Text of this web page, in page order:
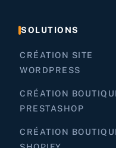
SOLUTIONS
CRÉATION SITE
WORDPRESS
CRÉATION
PRESTASHOP
CRÉATION